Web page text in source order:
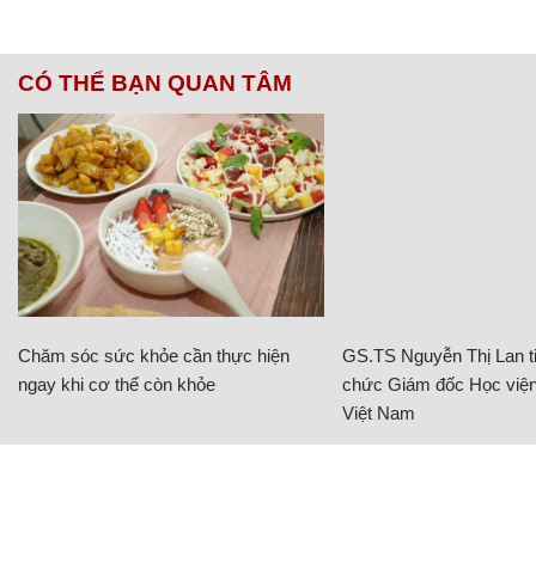
CÓ THỂ BẠN QUAN TÂM
Chăm sóc sức khỏe cần thực hiện
ngay khi cơ thể còn khỏe
GS.TS Nguyễn Thị Lan
chức Giám đốc Học
Việt Nam